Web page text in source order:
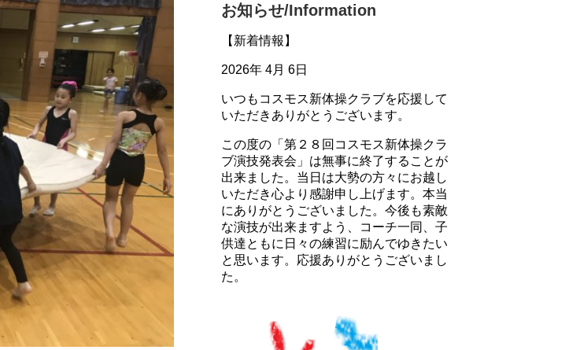
お知らせ/Information
【新着情報】
2026年 4月 6日
いつもコスモス新体操クラブを応援して
いただきありがとうございます。
この度の「第２８回コスモス新体操クラ
ブ演技発表会」は無事に終了することが
出来ました。当日は大勢の方々にお越し
いただき心より感謝申し上げます。本当
にありがとうございました。今後も素敵
な演技が出来ますよう、コーチ一同、子
供達ともに日々の練習に励んでゆきたい
と思います。応援ありがとうございまし
た。